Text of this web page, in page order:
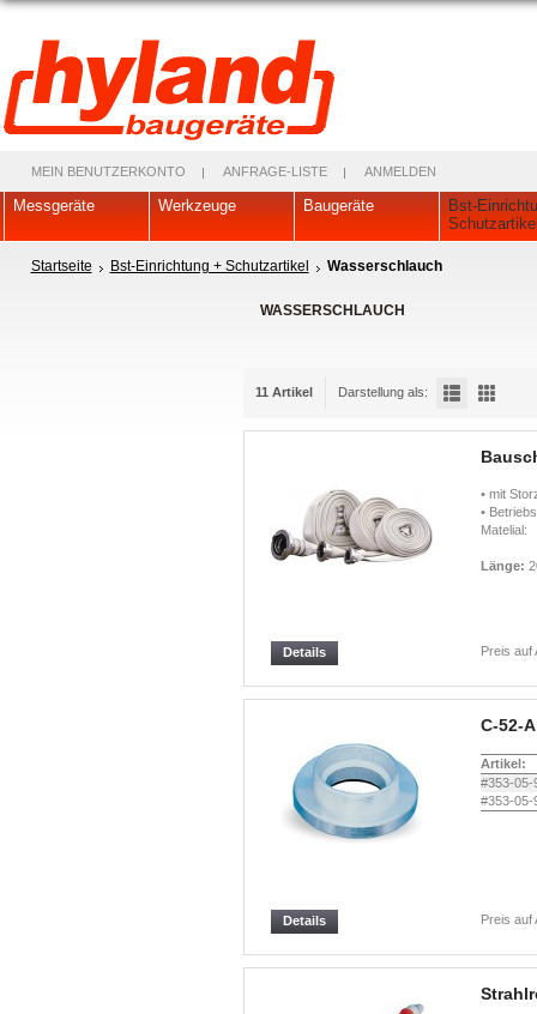
MEIN BENUTZERKONTO ANFRAGE-LISTE ANMELDEN
Messgeräte Werkzeuge Baugeräte
Bst-
Startseite Bst-Einrichtung + Schutzartikel Wasserschlauch
WASSERSCHLAUCH
11 Artikel Darstellung als:
• mit
•
Matelial:
Länge:
Preis auf
Details
C-52-
Artikel:
#353-05-
#353-05-
Preis auf
Details